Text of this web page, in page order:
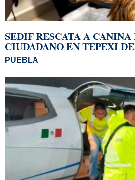
SEDIF RESCATA A
CIUDADANO EN TEPEXI
PUEBLA